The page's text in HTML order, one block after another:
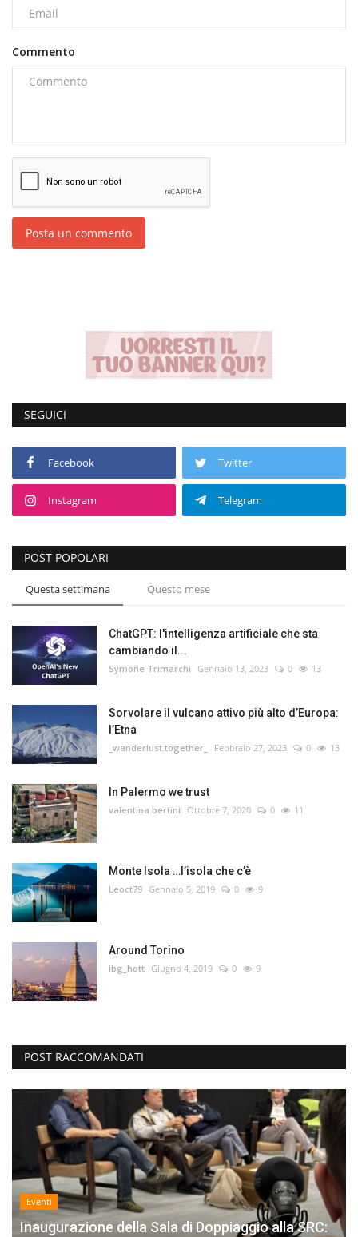
Commento
Posta un commento
SEGUICI
Facebook Twitter
Instagram Telegram
POST POPOLARI
Questa settimana Questo mese
ChatGPT: l'intelligenza artificiale che sta
cambiando il...
Symone Trimarchi Gennaio 13, 2023 0 13
Sorvolare il vulcano attivo più alto d’Europa:
l’Etna
_wanderlust.together_ Febbraio 27, 2023 0 13
In Palermo we trust
valentina bertini Ottobre 7, 2020 0 11
Monte Isola …l’isola che c’è
Leoct79 Gennaio 5, 2019 0 9
Around Torino
ibg_hott Giugno 4, 2019 0 9
POST RACCOMANDATI
Eventi
Inaugurazione della Sala di Doppiaggio alla SRC: